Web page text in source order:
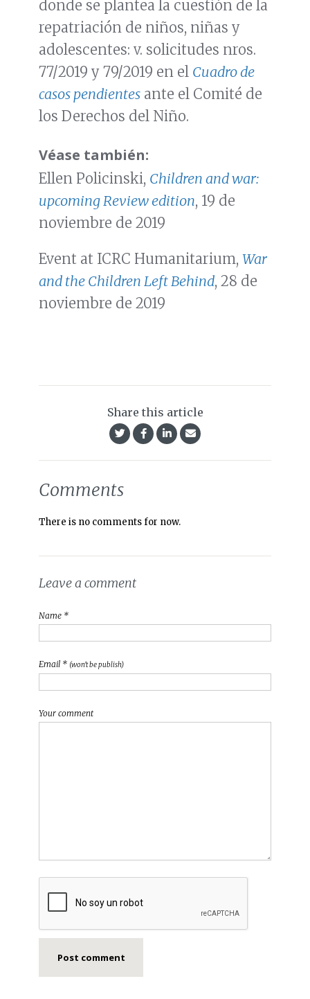
donde se plantea la cuestión de la
repatriación de niños, niñas y
adolescentes: v. solicitudes nros.
77/2019 y 79/2019 en el Cuadro de
casos pendientes ante el Comité de
los Derechos del Niño.
Véase también:
Ellen Policinski, Children and war:
upcoming Review edition, 19 de
noviembre de 2019
Event at ICRC Humanitarium, War
and the Children Left Behind, 28 de
noviembre de 2019
Share this article
Comments
There is no comments for now.
Leave a comment
Name *
Email * (won't be publish)
Your comment